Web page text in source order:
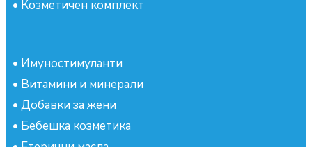
• Козметичен комплект
• Имуностимуланти
• Витамини и минерали
• Добавки за жени
• Бебешка козметика